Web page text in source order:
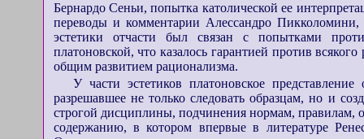
Бернардо Сеньи, попытка католической ее
переводы и комментарии Алессандро
эстетики отчасти был связан с попытками
платоновской, что казалось гарантией против
общим развитием рационализма.
У части эстетиков платоновское
разрешавшее не только следовать образцам, но и
строгой дисциплины, подчинения нормам, правилам,
содержанию, в котором впервые в литературе